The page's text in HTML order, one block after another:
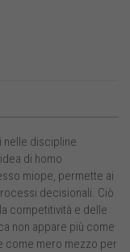
nelle discipline
di homo
miope, permette ai
decisionali. Ciò
competitività e delle
non appare più come
come mero mezzo per